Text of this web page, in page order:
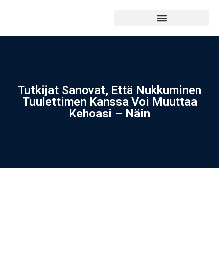
Tutkijat Sanovat, Että Nukkuminen
Tuulettimen Kanssa Voi Muuttaa
Kehoasi – Näin